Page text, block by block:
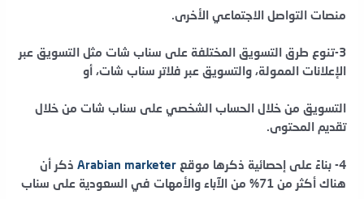
منصات التواصل الاجتماعي الأخرى.
3-تنوع طرق التسويق المختلفة على سناب شات مثل التسويق عبر
الإعلانات الممولة، والتسويق عبر فلاتر سناب شات، أو
التسويق من خلال الحساب الشخصي على سناب شات من خلال
تقديم المحتوى.
4- بناءً على إحصائية ذكرها موقع Arabian marketer ذكر أن
هناك أكثر من 71% من الآباء والأمهات في السعودية على سناب